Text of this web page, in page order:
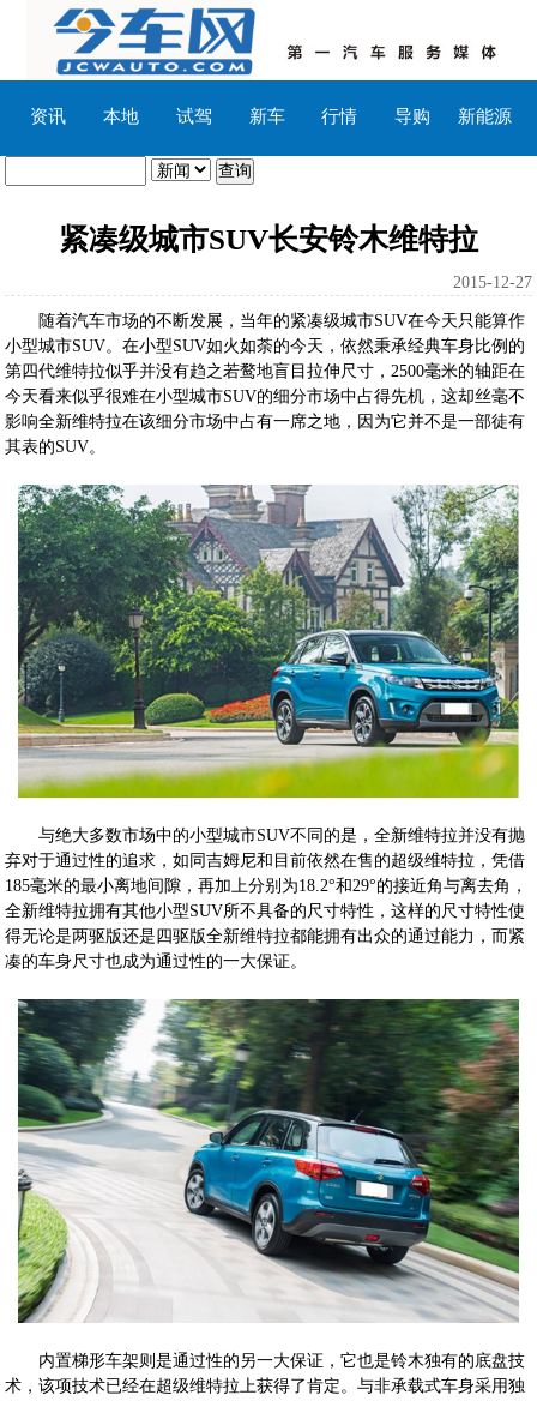
资讯 本地 试驾 新车 行情 导购 新能源
紧凑级城市SUV长安铃木维特拉
2015-12-27
随着汽车市场的不断发展，当年的紧凑级城市SUV在今天只能算作
小型城市SUV。在小型SUV如火如荼的今天，依然秉承经典车身比例的
第四代维特拉似乎并没有趋之若鹜地盲目拉伸尺寸，2500毫米的轴距在
今天看来似乎很难在小型城市SUV的细分市场中占得先机，这却丝毫不
影响全新维特拉在该细分市场中占有一席之地，因为它并不是一部徒有
其表的SUV。
与绝大多数市场中的小型城市SUV不同的是，全新维特拉并没有抛
弃对于通过性的追求，如同吉姆尼和目前依然在售的超级维特拉，凭借
185毫米的最小离地间隙，再加上分别为18.2°和29°的接近角与离去角，
全新维特拉拥有其他小型SUV所不具备的尺寸特性，这样的尺寸特性使
得无论是两驱版还是四驱版全新维特拉都能拥有出众的通过能力，而紧
凑的车身尺寸也成为通过性的一大保证。
内置梯形车架则是通过性的另一大保证，它也是铃木独有的底盘技
术，该项技术已经在超级维特拉上获得了肯定。与非承载式车身采用独